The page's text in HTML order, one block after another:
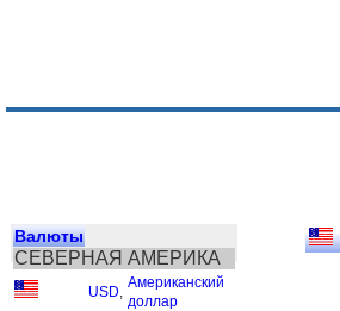
Валюты
СЕВЕРНАЯ АМЕРИКА
USD
Американский
доллар